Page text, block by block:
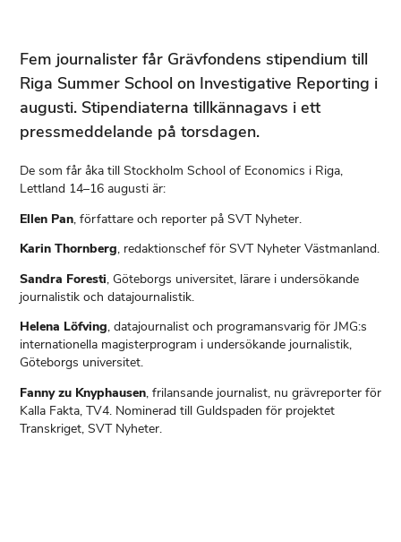
Fem journalister får Grävfondens stipendium till
Riga Summer School on Investigative Reporting i
augusti. Stipendiaterna tillkännagavs i ett
pressmeddelande på torsdagen.
De som får åka till Stockholm School of Economics i Riga,
Lettland 14–16 augusti är:
Ellen Pan, författare och reporter på SVT Nyheter.
Karin Thornberg, redaktionschef för SVT Nyheter Västmanland.
Sandra Foresti, Göteborgs universitet, lärare i undersökande
journalistik och datajournalistik.
Helena Löfving, datajournalist och programansvarig för JMG:s
internationella magisterprogram i undersökande journalistik,
Göteborgs universitet.
Fanny zu Knyphausen, frilansande journalist, nu grävreporter för
Kalla Fakta, TV4. Nominerad till Guldspaden för projektet
Transkriget, SVT Nyheter.